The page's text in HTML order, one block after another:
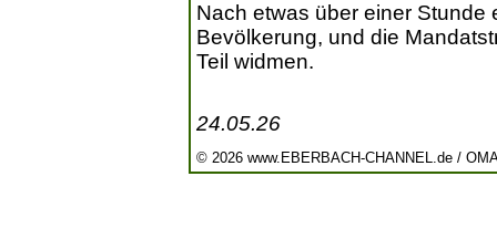
Nach etwas über einer Stunde
Bevölkerung, und die
Teil widmen.
24.05.26
© 2026 www.EBERBACH-CHANNEL.de /